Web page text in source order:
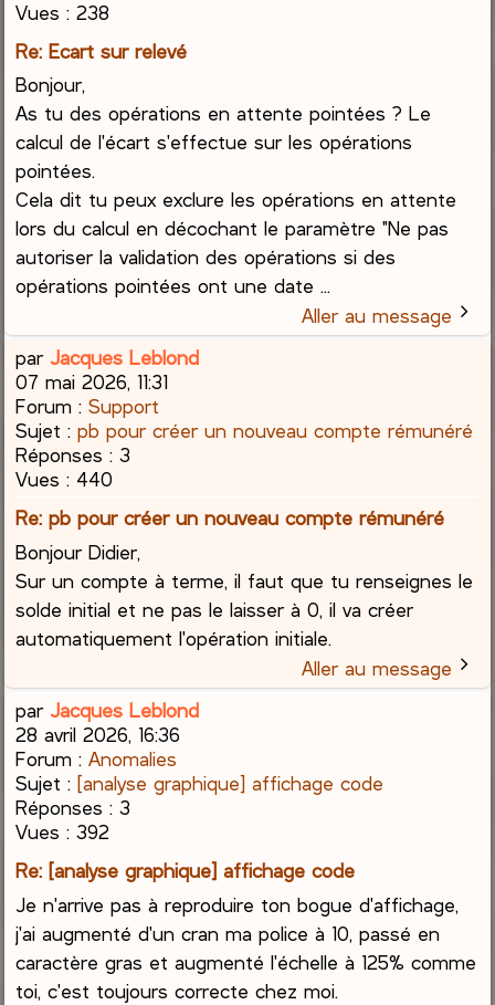
Vues :238
Re: Ecart sur relevé
Bonjour,
As tu des opérations en attente pointées ? Le
calcul de l'écart s'effectue sur les opérations
pointées.
Cela dit tu peux exclure les opérations en attente
lors du calcul en décochant le paramètre "Ne pas
autoriser la validation des opérations si des
opérations pointées ont une date ...
Aller au message
parJacques Leblond
07 mai 2026, 11:31
Forum :Support
Sujet :pb pour créer un nouveau compte rémunéré
Réponses :3
Vues : 440
Re: pb pour créer un nouveau compte rémunéré
Bonjour Didier,
Sur un compte à terme, il faut que tu renseignes le
solde initial et ne pas le laisser à 0, il va créer
automatiquement l'opération initiale.
Aller au message
parJacques Leblond
28 avril 2026, 16:36
Forum :Anomalies
Sujet :[analyse graphique] affichage code
Réponses :3
Vues :392
Re: [analyse graphique] affichage code
Je n'arrive pas à reproduire ton bogue d'affichage,
j'ai augmenté d'un cran ma police à 10, passé en
caractère gras et augmenté l'échelle à 125% comme
toi, c'est toujours correcte chez moi.